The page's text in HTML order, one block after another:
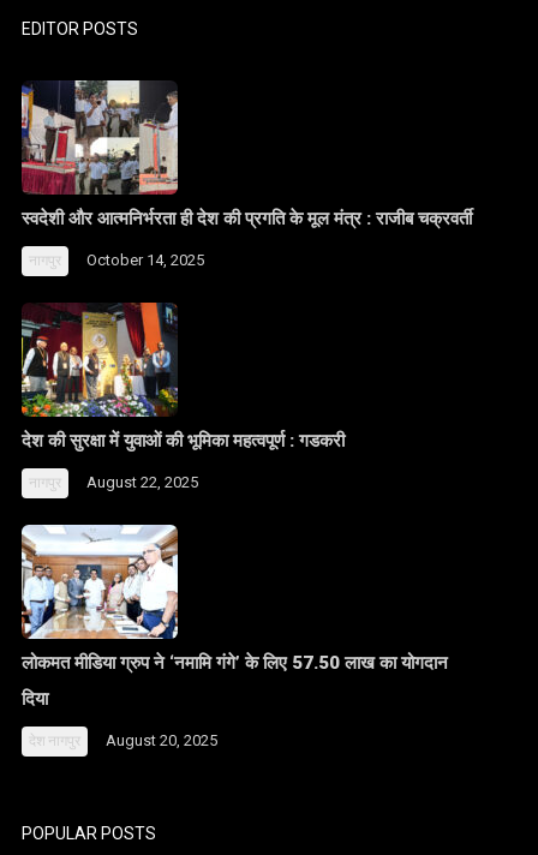
EDITOR POSTS
स्वदेशी और आत्मनिर्भरता ही देश की प्रगति के मूल मंत्र : राजीब चक्रवर्ती
नागपुर October 14, 2025
देश की सुरक्षा में युवाओं की भूमिका महत्वपूर्ण : गडकरी
नागपुर August 22, 2025
लोकमत मीडिया ग्रुप ने ‘नमामि गंगे’ के लिए 57.50 लाख का योगदान
दिया
देश नागपुर August 20, 2025
POPULAR POSTS